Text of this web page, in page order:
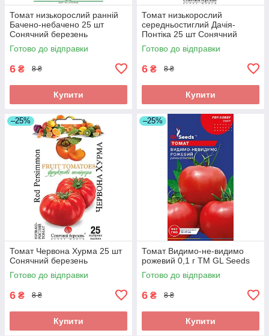
Томат низькорослий ранній
Бачено-небачено 25 шт
Сонячний березень
Готово до відправки
6 ₴ 8 ₴
Купити
Томат низькорослий
середньостиглий Дачія-
Понтіка 25 шт Сонячний
березень
Готово до відправки
6 ₴ 8 ₴
Купити
–25%
Томат Червона Хурма 25 шт
Сонячний березень
Готово до відправки
6 ₴ 8 ₴
Купити
–25%
Томат Видимо-не-видимо
рожевий 0,1 г TM GL Seeds
Готово до відправки
6 ₴ 8 ₴
Купити